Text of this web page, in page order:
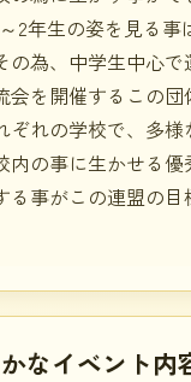
2年生の姿を見る事
の為、中学生中心で
会を開催するこの
ぞれの学校で、多
内の事に生かせる優
る事がこの連盟の目
なイベント内